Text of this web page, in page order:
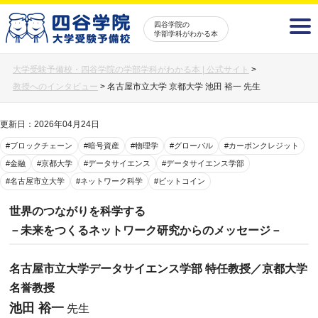
四谷学院の
学部学科がわかる本
大学受験予備校・四谷学院の学部学科がわかる本 | 公式サイト >
教授へのインタビュー > 名古屋市立大学 京都大学 池田 裕一 先生
更新日：2026年04月24日
#ブロックチェーン #暗号資産 #物理学 #グローバル #カーボンクレジット
#金融 #京都大学 #データサイエンス #データサイエンス学部
#名古屋市立大学 #ネットワーク科学 #ビットコイン
世界のつながりを科学する
－未来をつくるネットワーク研究からのメッセージ－
名古屋市立大学データサイエンス学部 特任教授／京都大学
名誉教授
池田 裕一 先生